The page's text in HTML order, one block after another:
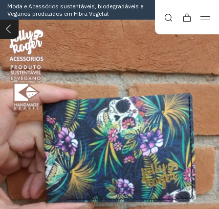
Moda e Acessórios sustentáveis, biodegradáveis e
Veganos produzidos em Fibra Vegetal